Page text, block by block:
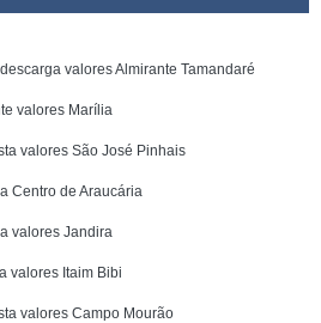
valores Almirante Tamandaré
valores Marília
valores São José Pinhais
Centro de Araucária
valores Jandira
valores Itaim Bibi
valores Campo Mourão